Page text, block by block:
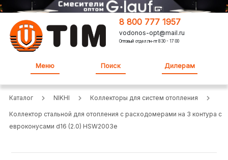
8 800 777 1957
vodonos-opt@mail.ru
Оптовый отдел:пн-пт 8:30 - 17:00
Меню Поиск Дилерам
Каталог NIKHI Коллекторы для систем отопления
Коллектор стальной для отопления c расходомерами на 3 контура с
еврoконусами d16 (2.0) HSW2003e